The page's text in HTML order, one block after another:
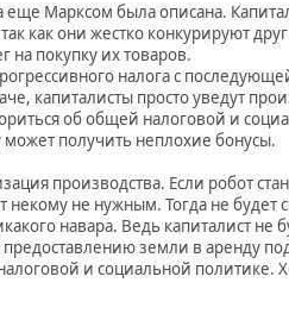
Марксом была описана.
как они жестко конкурируют
на покупку их товаров.
налога с
капиталисты просто уведут
об общей налоговой и
получить неплохие бонусы.
производства. Если робот
некому не нужным. Тогда не
навара. Ведь капиталист
предоставлению земли в
и социальной политике.